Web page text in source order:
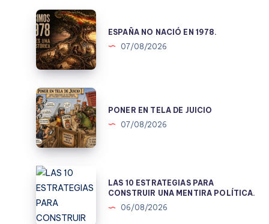
ESPAÑA
NO
NACIÓ
EN
1978.
ESPAÑA NO NACIÓ EN 1978.
07/08/2026
PONER
EN
TELA
DE
JUICIO
PONER EN TELA DE JUICIO
07/08/2026
LAS
10
ESTRATEGIAS
PARA
LAS 10 ESTRATEGIAS PARA
CONSTRUIR UNA MENTIRA POLÍTICA.
06/08/2026